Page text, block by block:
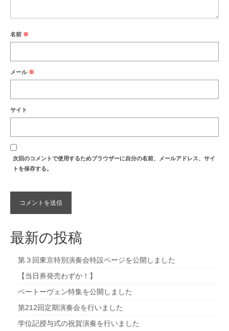
名前 ※
メール ※
サイト
次回のコメントで使用するためブラウザーに自分の名前、メールアドレス、サイ
トを保存する。
最新の投稿
第３回東京特別演奏会特設ページを公開しました
【当日券発売わずか！】
ベートーヴェン特集を公開しました
第212回定期演奏会を行いました
学位記授与式の祝賀演奏を行いました